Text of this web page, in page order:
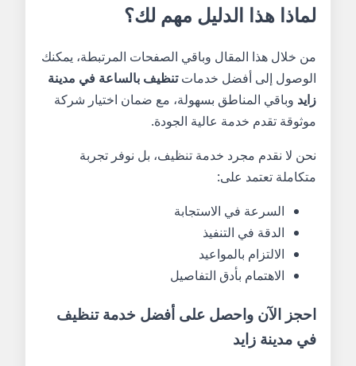
لماذا هذا الدليل مهم لك؟
من خلال هذا المقال وباقي الصفحات المرتبطة، يمكنك
الوصول إلى أفضل خدماتتنظيف بالساعة في مدينة
زايد وباقي المناطق بسهولة، مع ضمان اختيار شركة
موثوقة تقدم خدمة عالية الجودة.
نحن لا نقدم مجرد خدمة تنظيف، بل نوفر تجربة
متكاملة تعتمد على:
السرعة في الاستجابة
الدقة في التنفيذ
الالتزام بالمواعيد
الاهتمام بأدق التفاصيل
احجز الآن واحصل على أفضل خدمة تنظيف
في مدينة زايد